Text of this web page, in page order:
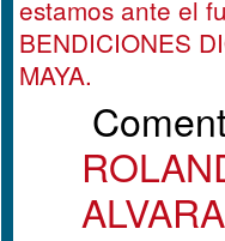
estamos ante el
BENDICIONES
MAYA.